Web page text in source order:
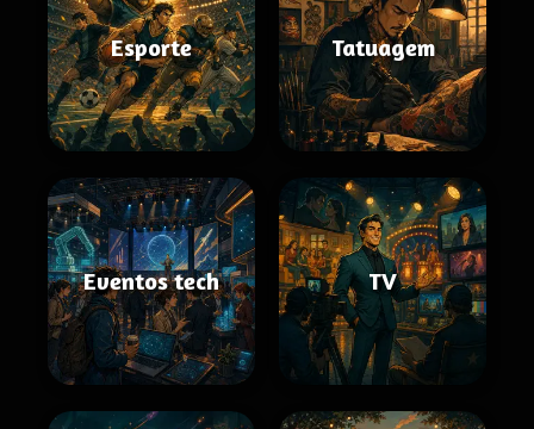
Esporte Tatuagem
Eventos tech TV